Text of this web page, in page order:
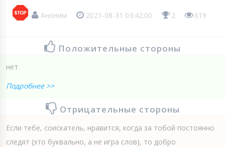
Аноним 2021-08-31 03:42:00 2 619
Положительные стороны
нет
Подробнее >>
Отрицательные стороны
Если тебе, соискатель, нравится, когда за тобой постоянно
следят (это буквально, а не игра слов), то добро